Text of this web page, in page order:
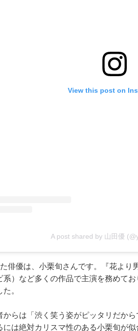
View this post on
A post shared by 山田優
俳優は、小栗旬さんです。『花より
系）など多くの作品で主演を務めて
。
からは「渋く笑う姿がピッタリだか
には絶対カリスマ性のある小栗旬が